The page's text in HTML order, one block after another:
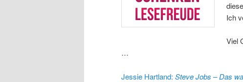
Ich
Viel
…
Jessie Hartland: Steve Jobs – Das